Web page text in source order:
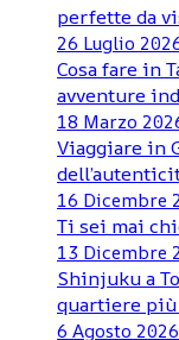
perfette da
26 Luglio
Cosa fare in
avventure
18 Marzo
Viaggiare in
16 Dicembre
Ti sei mai
13 Dicembre
Shinjuku a
quartiere più
6 Agosto 2026